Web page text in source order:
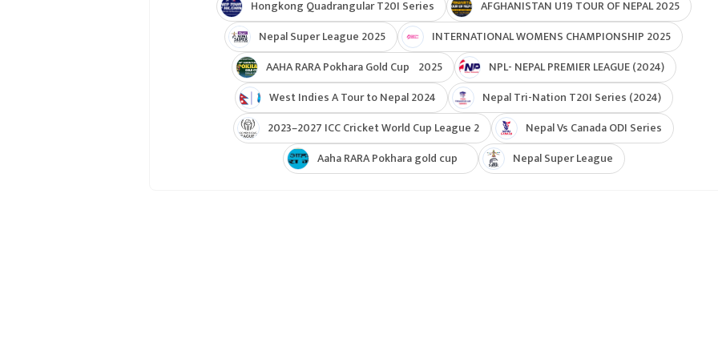
Hongkong Quadrangular T20I Series
AFGHANISTAN U19 TOUR OF NEPAL 2025
Nepal Super League 2025
INTERNATIONAL WOMENS CHAMPIONSHIP 2025
AAHA RARA Pokhara Gold Cup 2025
NPL- NEPAL PREMIER LEAGUE (2024)
West Indies A Tour to Nepal 2024
Nepal Tri-Nation T20I Series (2024)
2023–2027 ICC Cricket World Cup League 2
Nepal Vs Canada ODI Series
Aaha RARA Pokhara gold cup
Nepal Super League